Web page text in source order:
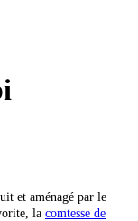
et aménagé par le
la comtesse de